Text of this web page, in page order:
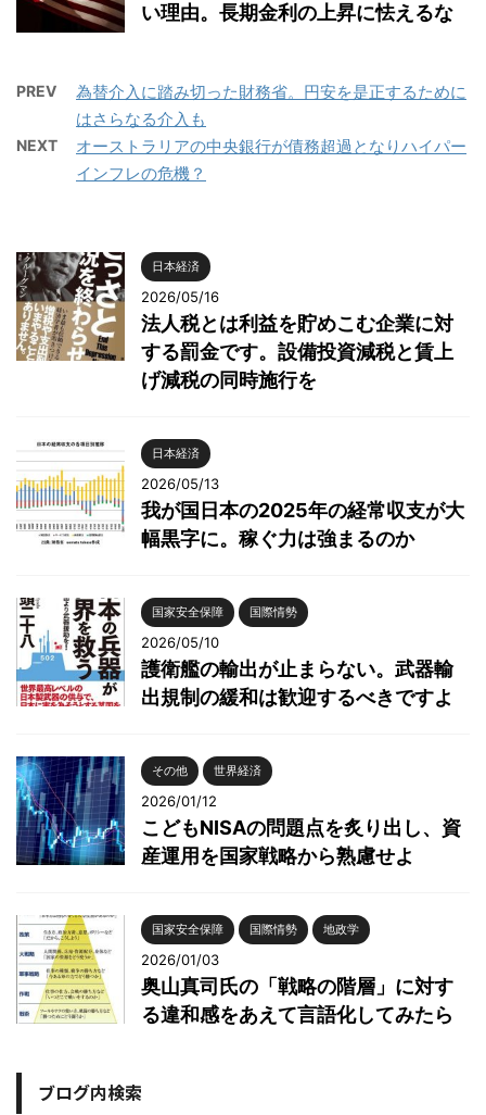
い理由。長期金利の上昇に怯えるな
PREV
為替介入に踏み切った財務省。円安を是正するために
はさらなる介入も
NEXT
オーストラリアの中央銀行が債務超過となりハイパー
インフレの危機？
日本経済
2026/05/16
法人税とは利益を貯めこむ企業に対
する罰金です。設備投資減税と賃上
げ減税の同時施行を
日本経済
2026/05/13
我が国日本の2025年の経常収支が大
幅黒字に。稼ぐ力は強まるのか
国家安全保障 国際情勢
2026/05/10
護衛艦の輸出が止まらない。武器輸
出規制の緩和は歓迎するべきですよ
その他 世界経済
2026/01/12
こどもNISAの問題点を炙り出し、資
産運用を国家戦略から熟慮せよ
国家安全保障 国際情勢 地政学
2026/01/03
奥山真司氏の「戦略の階層」に対す
る違和感をあえて言語化してみたら
ブログ内検索